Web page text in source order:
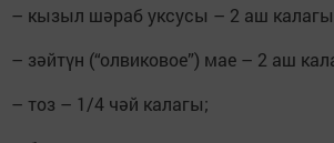
– кызыл шәраб уксусы – 2 аш
– зәйтүн (“олвиковое”) мае – 2 аш
– тоз – 1/4 чәй калагы;